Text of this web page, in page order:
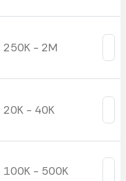
250K - 2M
20K - 40K
100K - 500K